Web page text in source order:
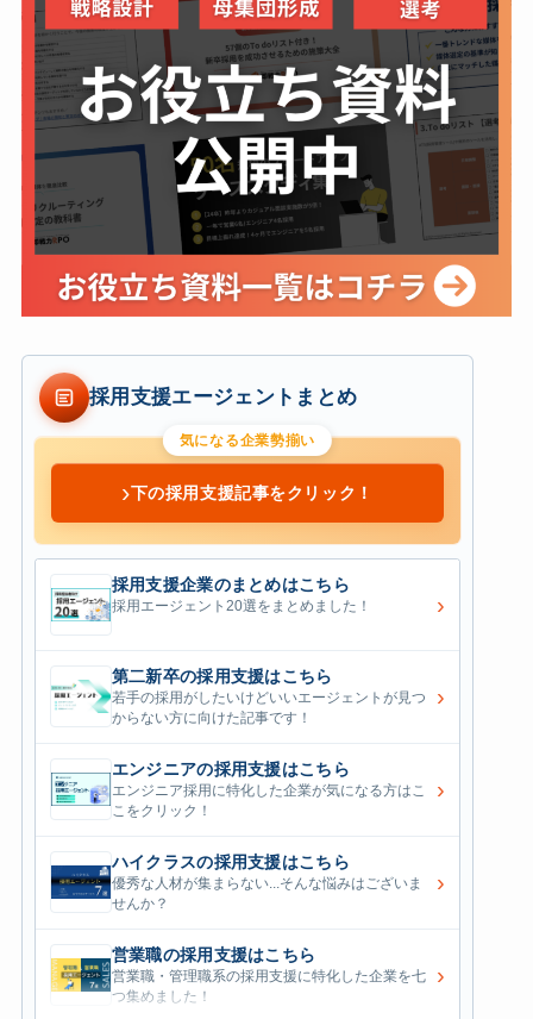
採用支援エージェントまとめ
気になる企業勢揃い
›下の採用支援記事をクリック！
採用支援企業のまとめはこちら
採用エージェント20選をまとめました！ ›
第二新卒の採用支援はこちら
若手の採用がしたいけどいいエージェントが見つ
からない方に向けた記事です！
›
エンジニアの採用支援はこちら
エンジニア採用に特化した企業が気になる方はこ
こをクリック！
›
ハイクラスの採用支援はこちら
優秀な人材が集まらない...そんな悩みはございま
せんか？
›
営業職の採用支援はこちら
営業職・管理職系の採用支援に特化した企業を七
つ集めました！
›